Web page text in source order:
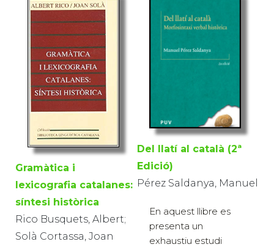
Gramàtica i
lexicografia catalanes:
síntesi històrica
Rico Busquets, Albert;
Solà Cortassa, Joan
Del llatí al català (2ª
Edició)
Pérez Saldanya, Manuel
En aquest llibre es
presenta un
exhaustiu estudi